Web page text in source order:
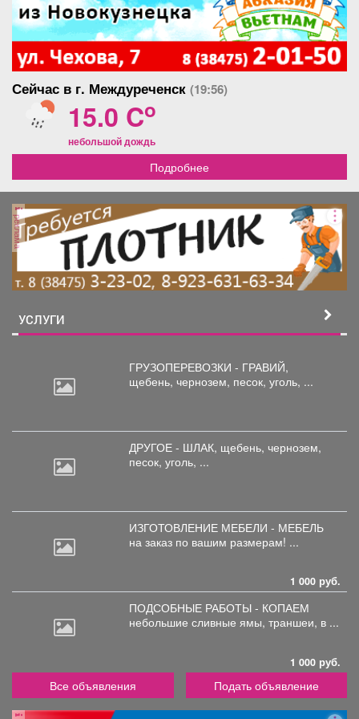
поселков. Тем самым - связывают свое будущее с
Кузбассом. В следующем году откроем такое же
пространство в Киселевске.
Сейчас в г. Междуреченск (19:56)
15.0 Co
небольшой дождь
Подробнее
реклама
УСЛУГИ
ГРУЗОПЕРЕВОЗКИ - ГРАВИЙ,
щебень, чернозем, песок, уголь, ...
ДРУГОЕ - ШЛАК, щебень, чернозем,
песок, уголь, ...
ИЗГОТОВЛЕНИЕ МЕБЕЛИ - МЕБЕЛЬ
на заказ по вашим размерам! ...
1 000 руб.
ПОДСОБНЫЕ РАБОТЫ - КОПАЕМ
небольшие сливные ямы, траншеи, в ...
1 000 руб.
Все объявления Подать объявление